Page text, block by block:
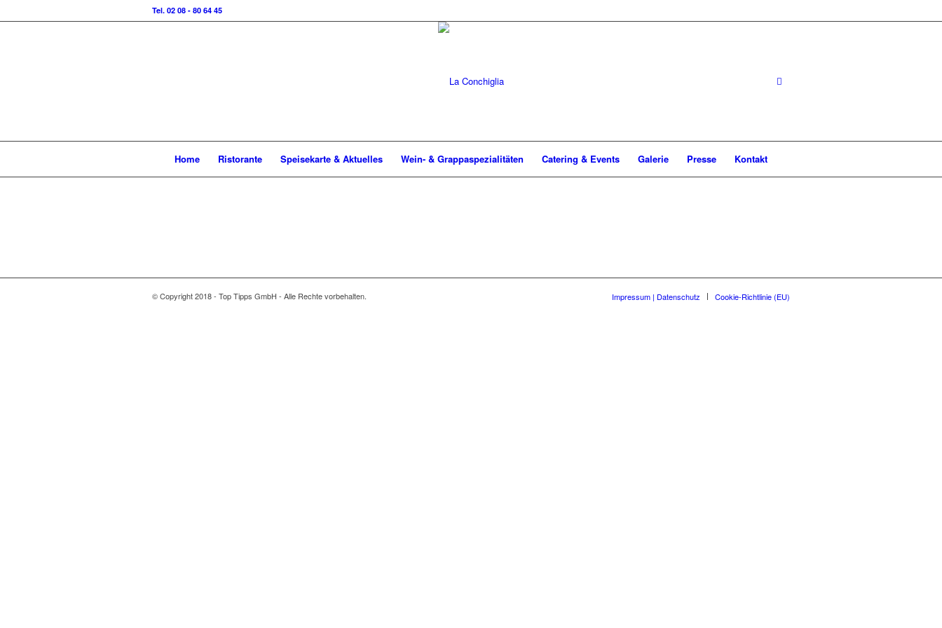
Tel. 02 08 - 80 64 45
Home Ristorante Speisekarte & Aktuelles Wein- & Grappaspezialitäten Catering & Events Galerie Presse Kontakt
© Copyright 2018 - Top Tipps GmbH - Alle Rechte vorbehalten. Impressum | Datenschutz Cookie-Richtlinie (EU)